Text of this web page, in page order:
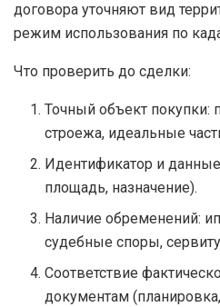
договора уточняют вид
режим использования по
Что проверить до сделки:
Точный объект покупки:
строежа, идеальные
Идентификатор и
площадь, назначение).
Наличие обременений:
судебные споры,
Соответствие
документам